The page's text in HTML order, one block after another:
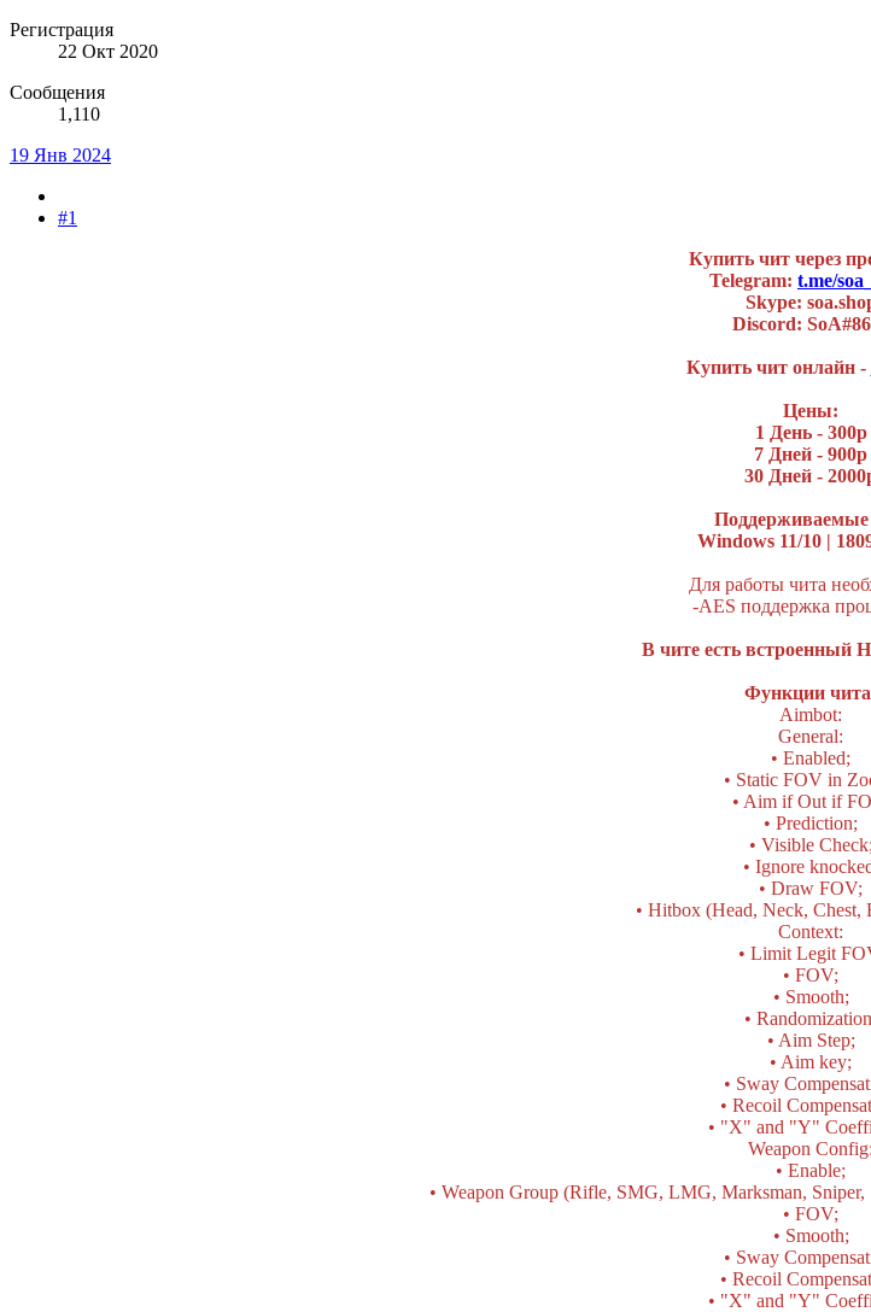
Регистрация
22 Окт 2020
Сообщения
1,110
19 Янв 2024
#1
Купить чит через
Telegram: t.me/
Skype:
Discord:
Купить чит онлайн -
Цены:
1 День - 300р
7 Дней - 900р
30 Дней -
Windows 11/10 |
Для работы чита
-AES поддержка
В чите есть встроенный
Функции
Aimbot:
General:
• Enabled;
• Static FOV in
• Aim if Out if
• Prediction;
• Visible Check;
• Ignore
• Draw FOV;
• Hitbox (Head, Neck, Chest,
Context:
• Limit Legit
• FOV;
• Smooth;
•
• Aim Step;
• Aim key;
• Sway
• Recoil
• "X" and "Y"
Weapon Config:
• Enable;
• Weapon Group (Rifle, SMG, LMG, Marksman,
• FOV;
• Smooth;
• Sway
• Recoil
• "X" and "Y"